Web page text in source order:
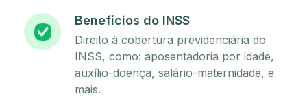
Benefícios do INSS
Direito à cobertura previdenciária do
INSS, como: aposentadoria por idade,
auxílio-doença, salário-maternidade, e
mais.